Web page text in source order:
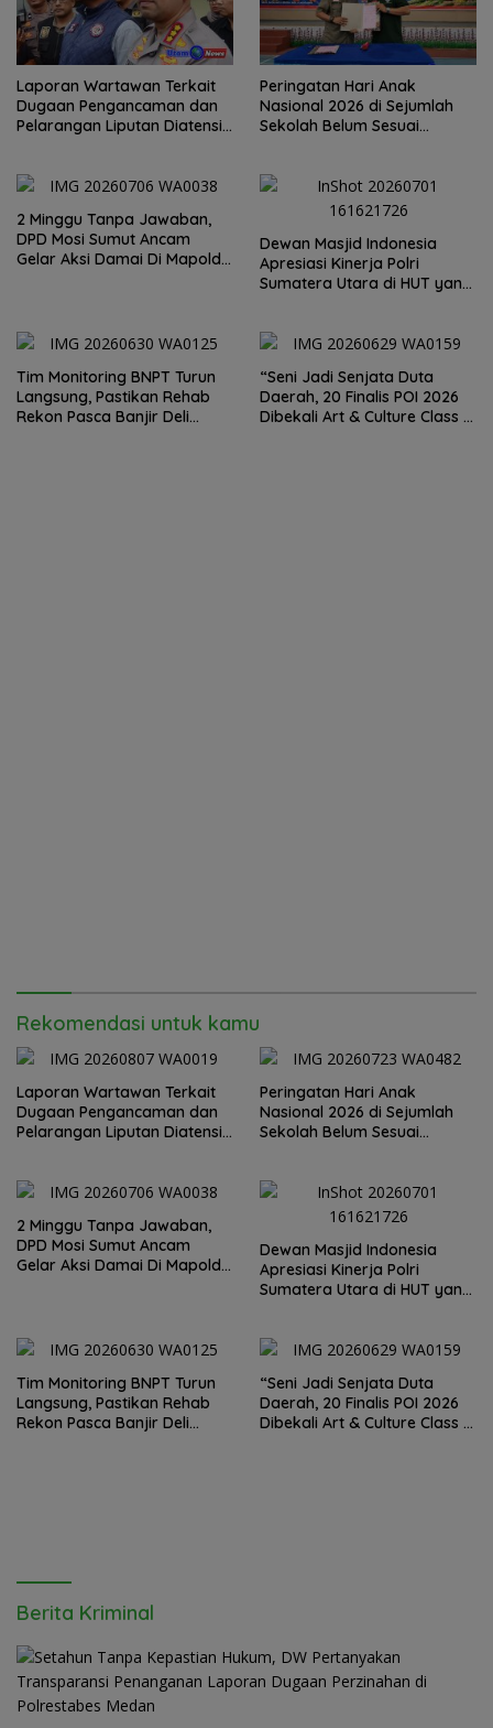
Laporan Wartawan Terkait
Dugaan Pengancaman dan
Pelarangan Liputan Diatensi
Peringatan Hari Anak
Nasional 2026 di Sejumlah
Sekolah Belum Sesuai
2 Minggu Tanpa Jawaban,
DPD Mosi Sumut Ancam
Gelar Aksi Damai Di Mapolda
Hermawan Bersikap Tegas .
Dewan Masjid Indonesia
Apresiasi Kinerja Polri
Sumatera Utara di HUT yang
Tim Monitoring BNPT Turun
Langsung, Pastikan Rehab
Rekon Pasca Banjir Deli
“Seni Jadi Senjata Duta
Daerah, 20 Finalis POI 2026
Dibekali Art & Culture Class di
Rekomendasi untuk kamu
Laporan Wartawan Terkait
Dugaan Pengancaman dan
Pelarangan Liputan Diatensi
Peringatan Hari Anak
Nasional 2026 di Sejumlah
Sekolah Belum Sesuai
2 Minggu Tanpa Jawaban,
DPD Mosi Sumut Ancam
Gelar Aksi Damai Di Mapolda
Hermawan Bersikap Tegas .
Dewan Masjid Indonesia
Apresiasi Kinerja Polri
Sumatera Utara di HUT yang
Tim Monitoring BNPT Turun
Langsung, Pastikan Rehab
Rekon Pasca Banjir Deli
“Seni Jadi Senjata Duta
Daerah, 20 Finalis POI 2026
Dibekali Art & Culture Class di
Berita Kriminal